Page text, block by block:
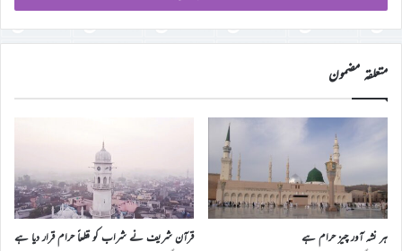
ڈی
درج
کریں
متعلقہ مضمون
ہر نشہ آور چیز حرام ہے قرآن شریف نے شراب کو قطعاً حرام قرار دیا ہے